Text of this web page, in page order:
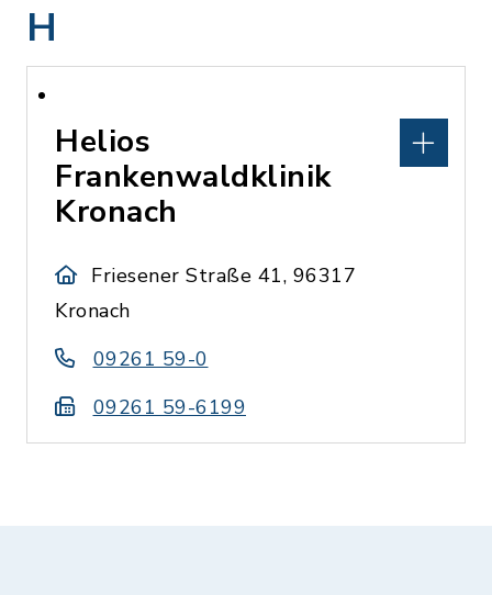
H
Helios
Frankenwaldklinik
Kronach
Friesener Straße 41, 96317
Kronach
09261 59-0
09261 59-6199